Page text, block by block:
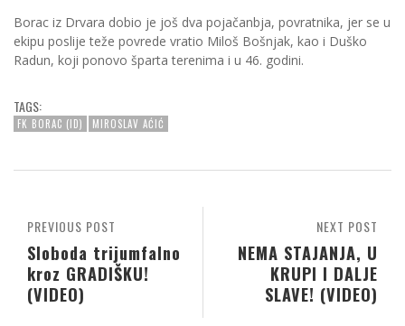
Borac iz Drvara dobio je još dva pojačanbja, povratnika, jer se u
ekipu poslije teže povrede vratio Miloš Bošnjak, kao i Duško
Radun, koji ponovo šparta terenima i u 46. godini.
TAGS:
FK BORAC (ID) MIROSLAV AĆIĆ
NEXT POST
NEMA STAJANJA, U
KRUPI I DALJE
SLAVE! (VIDEO)
PREVIOUS POST
Sloboda trijumfalno
kroz GRADIŠKU!
(VIDEO)